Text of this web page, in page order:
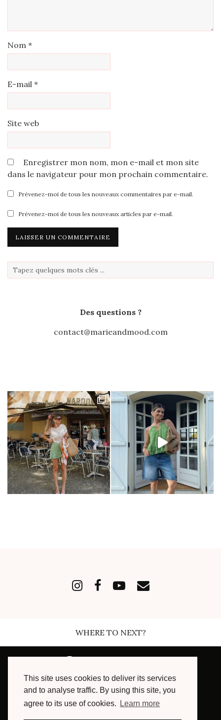
This site uses cookies to deliver its services
and to analyse traffic. By using this site, you
agree to its use of cookies.
Learn more
Nom *
E-mail *
Site web
Enregistrer mon nom, mon e-mail et mon site
dans le navigateur pour mon prochain commentaire.
Prévenez-moi de tous les nouveaux commentaires par e-mail.
Prévenez-moi de tous les nouveaux articles par e-mail.
Des questions ?
contact@marieandmood.com
WHERE TO NEXT?
INSTAGRAM| 168489
FACEBOOK | 7003